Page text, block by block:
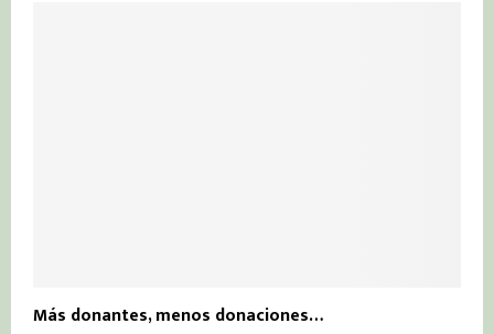
Más donantes, menos donaciones…